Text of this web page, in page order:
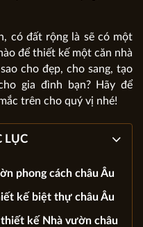
có đất rộng là sẽ có một
để thiết kế một căn nhà
cho đẹp, cho sang, tạo
gia đình bạn? Hãy để
trên cho quý vị nhé!
LỤC
phong cách châu Âu
kế biệt thự châu Âu
kế Nhà vườn châu